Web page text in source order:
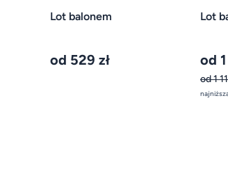
Lot balonem
od 529 zł
Lot
od
od 1